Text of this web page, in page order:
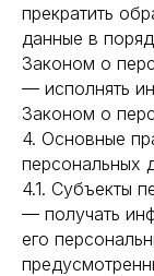
прекратить
данные в
Законом о
— исполнять
Законом о
4. Основные
персональных
4.1. Субъекты
— получать
его